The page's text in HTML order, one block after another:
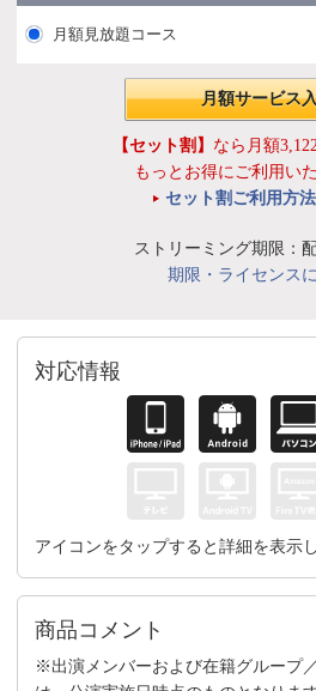
月額見放題コース
月額サービス
【セット割】 なら月額
もっとお得にご利用い
セット割ご利用方
ストリーミング期限：
期限・ライセンス
対応情報
アイコンをタップすると詳細を表示し
商品コメント
※出演メンバーおよび在籍グループ